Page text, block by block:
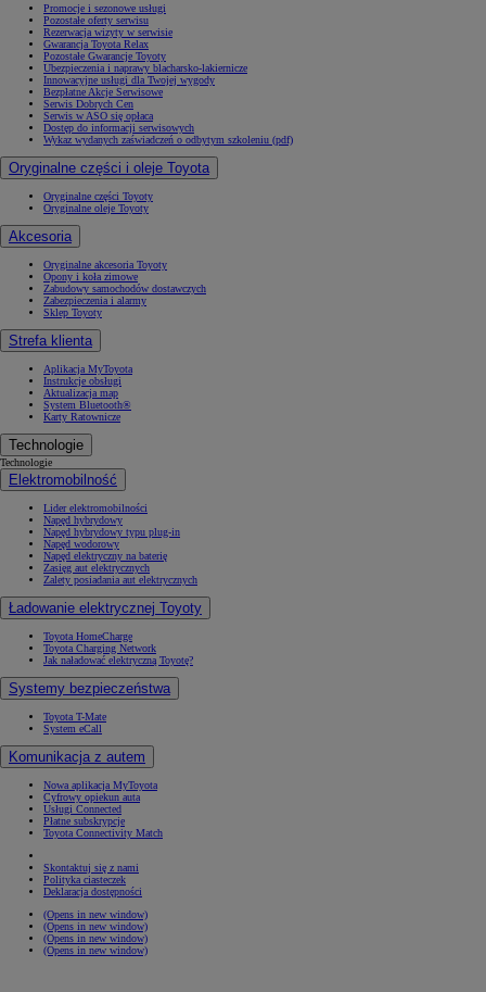
Promocje i sezonowe usługi
Pozostałe oferty serwisu
Rezerwacja wizyty w serwisie
Gwarancja Toyota Relax
Pozostałe Gwarancje Toyoty
Ubezpieczenia i naprawy blacharsko-lakiernicze
Innowacyjne usługi dla Twojej wygody
Bezpłatne Akcje Serwisowe
Serwis Dobrych Cen
Serwis w ASO się opłaca
Dostęp do informacji serwisowych
Wykaz wydanych zaświadczeń o odbytym szkoleniu (pdf)
Oryginalne części i oleje Toyota
Oryginalne części Toyoty
Oryginalne oleje Toyoty
Akcesoria
Oryginalne akcesoria Toyoty
Opony i koła zimowe
Zabudowy samochodów dostawczych
Zabezpieczenia i alarmy
Sklep Toyoty
Strefa klienta
Aplikacja MyToyota
Instrukcje obsługi
Aktualizacja map
System Bluetooth®
Karty Ratownicze
Technologie
Technologie
Elektromobilność
Lider elektromobilności
Napęd hybrydowy
Napęd hybrydowy typu plug-in
Napęd wodorowy
Napęd elektryczny na baterię
Zasięg aut elektrycznych
Zalety posiadania aut elektrycznych
Ładowanie elektrycznej Toyoty
Toyota HomeCharge
Toyota Charging Network
Jak naładować elektryczną Toyotę?
Systemy bezpieczeństwa
Toyota T-Mate
System eCall
Komunikacja z autem
Nowa aplikacja MyToyota
Cyfrowy opiekun auta
Usługi Connected
Płatne subskrypcje
Toyota Connectivity Match
Skontaktuj się z nami
Polityka ciasteczek
Deklaracja dostępności
(Opens in new window)
(Opens in new window)
(Opens in new window)
(Opens in new window)